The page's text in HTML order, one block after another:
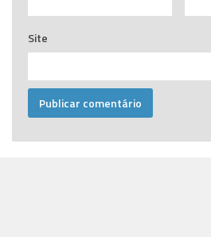
Site